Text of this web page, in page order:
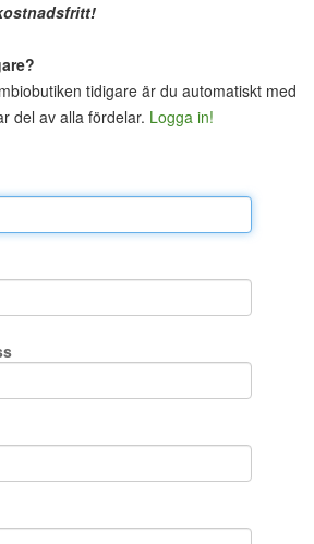
tidigare är du automatiskt med
del av alla fördelar. Logga in!